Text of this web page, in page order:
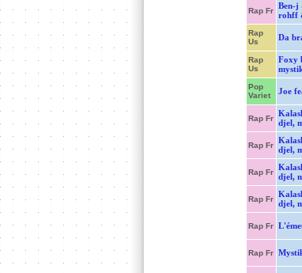
Rap Fr
Ben-j
rohff
Rap
Us
Da
Rap
Us
Foxy
Pop
Variet
Joe
Rap Fr djel,
Rap Fr djel,
Rap Fr djel,
Rap Fr djel,
Rap Fr
Rap Fr